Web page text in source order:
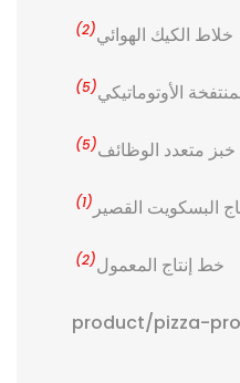
خلاط الكيك الهوائي(2)
الأوتوماتيكي(5)
متعدد الوظائف(5)
البسكويت القصير (1)
خط إنتاج المعمول(2)
product/pizza-